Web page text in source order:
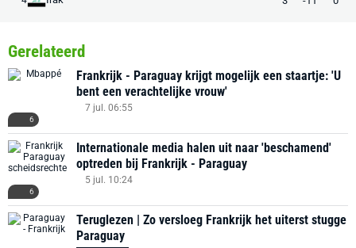
Gerelateerd
6
Frankrijk - Paraguay krijgt mogelijk een staartje: 'U
bent een verachtelijke vrouw'
7 jul. 06:55
6
Internationale media halen uit naar 'beschamend'
optreden bij Frankrijk - Paraguay
5 jul. 10:24
Teruglezen | Zo versloeg Frankrijk het uiterst stugge
Paraguay